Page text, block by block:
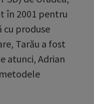
în 2001 pentru
produse
Tarău a fost
atunci, Adrian